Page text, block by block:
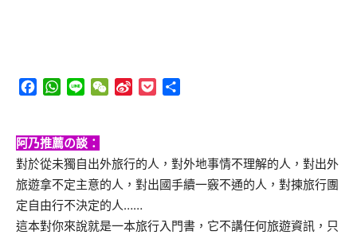
Facebook
WhatsApp
Line WeChat
Sina
Pocket
阿乃推薦の談：
對於從未獨自出外旅行的人，對外地事情不理解的人，對出外
旅遊拿不定主意的人，對出國手續一竅不通的人，對揀旅行團
定自由行不決定的人……
這本對你來說就是一本旅行入門書，它不講任何旅遊資訊，只